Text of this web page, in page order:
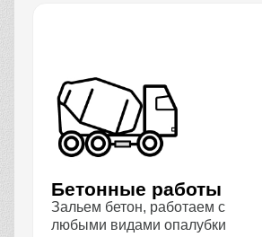
Бетонные работы
Зальем бетон, работаем с
любыми видами опалубки